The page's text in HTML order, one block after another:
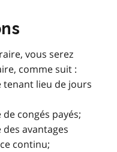
vous serez
comme suit :
tenant lieu de jours
congés payés;
avantages
continu;